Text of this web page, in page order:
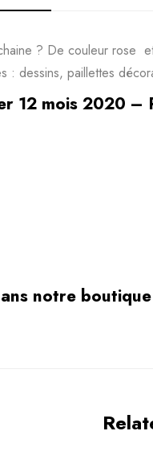
? De couleur
dessins, paillettes
12 mois 2020
notre boutique